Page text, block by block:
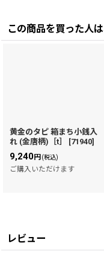
この商品を買った人
黄金のタピ 箱まち小銭入
れ (金唐柄)［t］
[71940]
9,240円 (税込)
ご購入いただけます
レビュー